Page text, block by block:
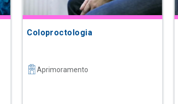
Coloproctologia
Aprimoramento